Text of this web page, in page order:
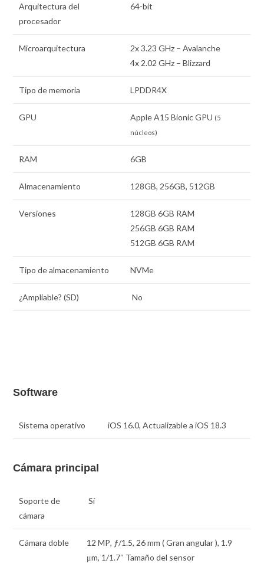
Arquitectura del
procesador
64-bit
Microarquitectura
2x 3.23 GHz – Avalanche
4x 2.02 GHz – Blizzard
Tipo de memoria LPDDR4X
GPU Apple A15 Bionic GPU (5
núcleos)
RAM 6GB
Almacenamiento 128GB, 256GB, 512GB
Versiones
128GB 6GB RAM
256GB 6GB RAM
512GB 6GB RAM
Tipo de almacenamiento NVMe
¿Ampliable? (SD) No
Software
Sistema operativo iOS 16.0, Actualizable a iOS 18.3
Cámara principal
Soporte de
cámara
Sí
Cámara doble 12 MP, ƒ/1.5, 26 mm ( Gran angular ), 1.9
μm, 1/1.7″ Tamaño del sensor